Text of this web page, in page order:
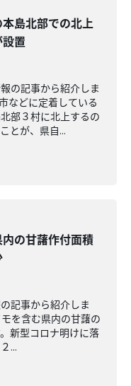
島北部での北上
置
の記事から紹介しま
などに定着している
部３村に北上するの
とが、県自...
の甘藷作付面積
記事から紹介しま
を含む県内の甘藷の
新型コロナ明けに落
...